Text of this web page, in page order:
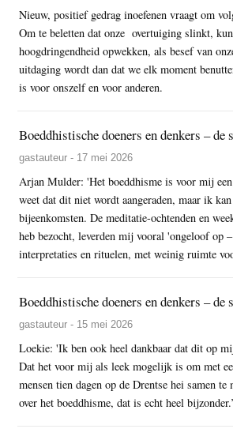
Nieuw, positief gedrag inoefenen vraagt om
Om te beletten dat onze overtuiging slinkt,
hoogdringendheid opwekken, als besef van
uitdaging wordt dan dat we elk moment
is voor onszelf en voor anderen.
Boeddhistische doeners en denkers – de
gastauteur - 17 mei 2026
Arjan Mulder: 'Het boeddhisme is voor mij
weet dat dit niet wordt aangeraden, maar ik
bijeenkomsten. De meditatie-ochtenden en
heb bezocht, leverden mij vooral 'ongeloof op
interpretaties en rituelen, met weinig ruimte
Boeddhistische doeners en denkers – de
gastauteur - 15 mei 2026
Loekie: 'Ik ben ook heel dankbaar dat dit op
Dat het voor mij als leek mogelijk is om met
mensen tien dagen op de Drentse hei samen te
over het boeddhisme, dat is echt heel bijzonder.’